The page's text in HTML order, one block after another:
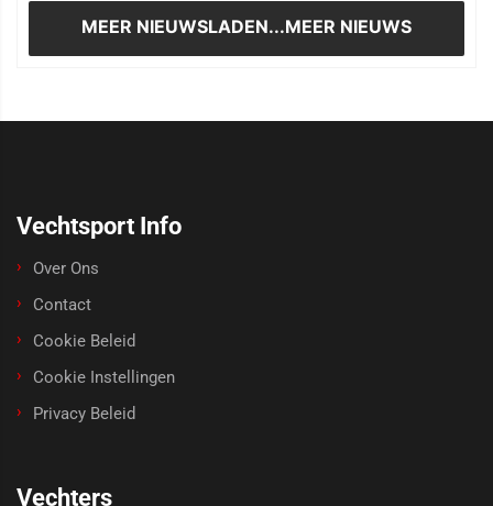
MEER NIEUWSLADEN...MEER NIEUWS
Vechtsport Info
Over Ons
Contact
Cookie Beleid
Cookie Instellingen
Privacy Beleid
Vechters